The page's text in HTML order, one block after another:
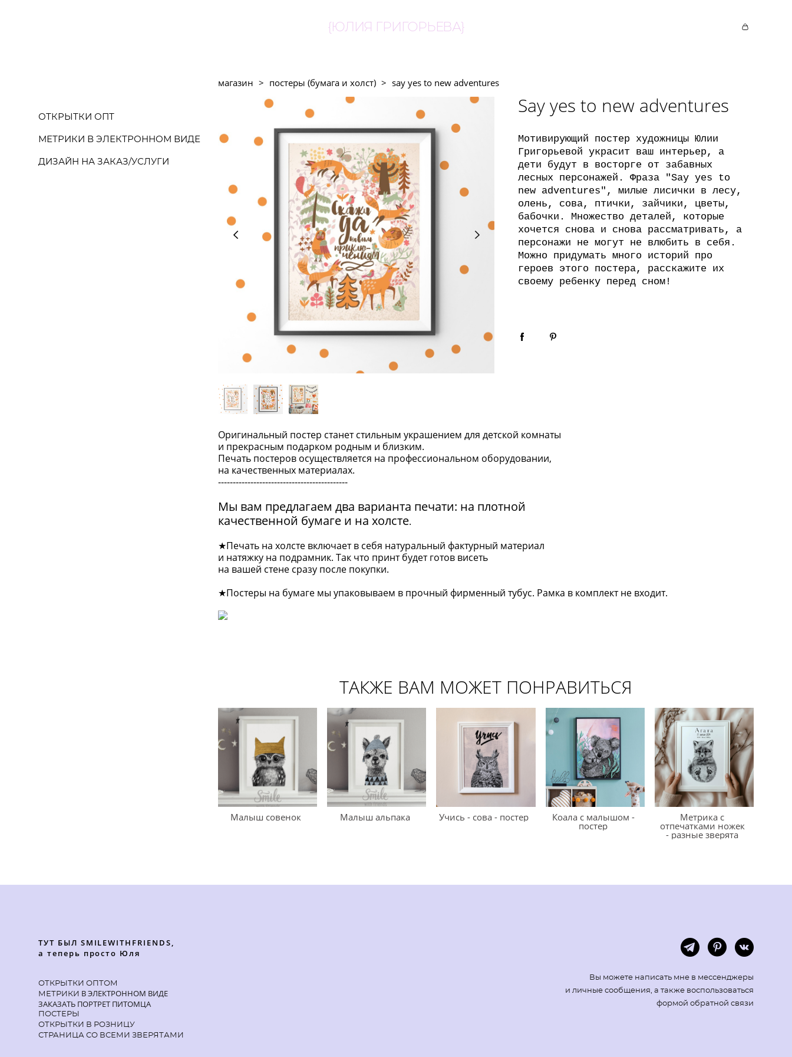
{ЮЛИЯ ГРИГОРЬЕВА}
ОТКРЫТКИ ОПТ
МЕТРИКИ В ЭЛЕКТРОННОМ ВИДЕ
ДИЗАЙН НА ЗАКАЗ/УСЛУГИ
магазин > постеры (бумага и холст) > say yes to new adventures
Say yes to new adventures
Мотивирующий постер художницы Юлии
Григорьевой украсит ваш интерьер, а
дети будут в восторге от забавных
лесных персонажей. Фраза "Say yes to
new adventures", милые лисички в лесу,
олень, сова, птички, зайчики, цветы,
бабочки. Множество деталей, которые
хочется снова и снова рассматривать, а
персонажи не могут не влюбить в себя.
Можно придумать много историй про
героев этого постера, расскажите их
своему ребенку перед сном!
Оригинальный постер станет стильным украшением для детской комнаты
и прекрасным подарком родным и близким.
Печать постеров осуществляется на профессиональном оборудовании,
на качественных материалах.
--------------------------------------------
Мы вам предлагаем два варианта печати: на плотной
качественной бумаге и на холсте.
★Печать на холсте включает в себя натуральный фактурный материал
и натяжку на подрамник. Так что принт будет готов висеть
на вашей стене сразу после покупки.
★Постеры на бумаге мы упаковываем в прочный фирменный тубус. Рамка в комплект не входит.
ТАКЖЕ ВАМ МОЖЕТ ПОНРАВИТЬСЯ
Малыш совенок Малыш альпака Учись - сова - постер Коала с малышом -
постер
Метрика с
отпечатками ножек
- разные зверята
ТУТ БЫЛ SMILEWITHFRIENDS,
а теперь просто Юля
ОТКРЫТКИ ОПТОМ
МЕТРИКИ В ЭЛЕКТРОННОМ ВИДЕ
ЗАКАЗАТЬ ПОРТРЕТ ПИТОМЦА
ПОСТЕРЫ
ОТКРЫТКИ В РОЗНИЦУ
СТРАНИЦА СО ВСЕМИ ЗВЕРЯТАМИ
Вы можете написать мне в мессенджеры
и личные сообщения, а также воспользоваться
формой обратной связи